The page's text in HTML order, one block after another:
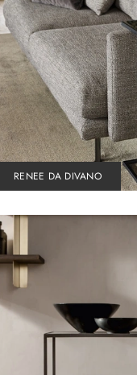
RENEE DA DIVANO